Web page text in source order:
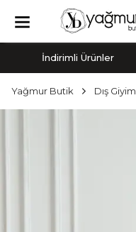
İndirimli Ürünler
Yağmur Butik Dış Giyim